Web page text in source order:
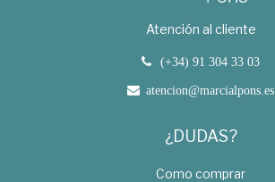
Atención al cliente
(+34) 91 304 33 03
atencion@marcialpons.es
¿DUDAS?
Como comprar